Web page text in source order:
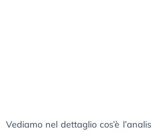
Vediamo nel dettaglio cos’è